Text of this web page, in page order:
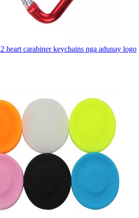
heart carabiner keychains nga adunay logo